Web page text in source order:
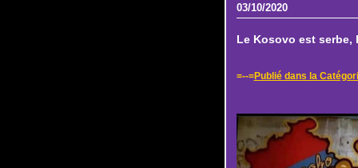
03/10/2020
Le Kosovo est serbe,
=--=Publié dans la